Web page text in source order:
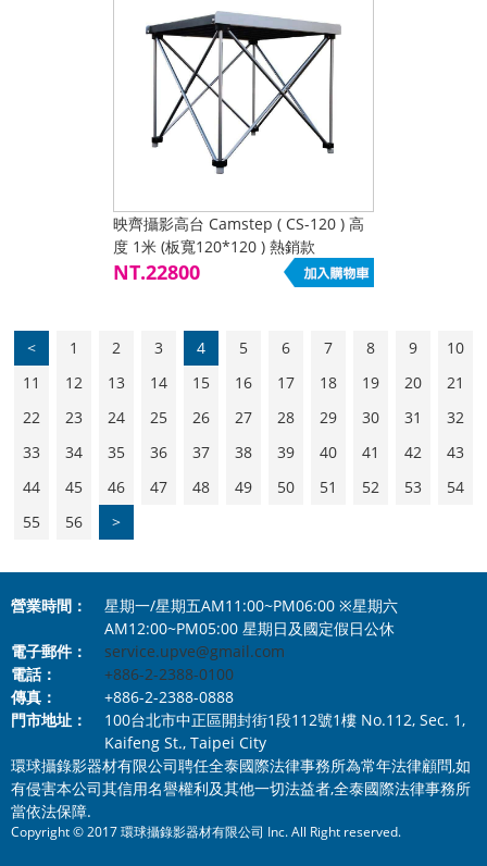
映齊攝影高台 Camstep ( CS-120 ) 高
度 1米 (板寬120*120 ) 熱銷款
NT.22800
< 1 2 3 4 5 6 7 8 9
10
11
12 13 14 15 16 17 18 19 20
21
22
23 24 25 26 27 28 29 30 31
32
33
34 35 36 37 38 39 40 41 42
43
44
45 46 47 48 49 50 51 52 53
54
55
56 >
營業時間：
星期一/星期五AM11:00~PM06:00 ※星期六
AM12:00~PM05:00 星期日及國定假日公休
電子郵件：
service.upve@gmail.com
電話：
+886-2-2388-0100
傳真：
+886-2-2388-0888
門市地址：
100台北市中正區開封街1段112號1樓 No.112, Sec. 1,
Kaifeng St., Taipei City
環球攝錄影器材有限公司聘任全泰國際法律事務所為常年法律顧問,如
有侵害本公司其信用名譽權利及其他一切法益者,全泰國際法律事務所
當依法保障.
Copyright © 2017 環球攝錄影器材有限公司 Inc. All Right reserved.